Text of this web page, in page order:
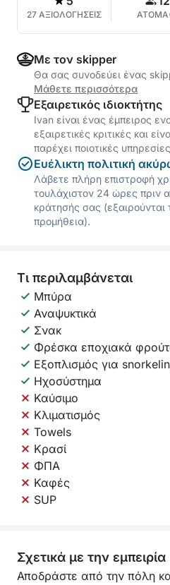
27 ΑΞΙΟΛΟΓΗΣΕΙΣ ΑΤΟΜΑ
Με τον skipper
Θα σας συνοδεύει ένας
Μάθετε περισσότερα
Εξαιρετικός ιδιοκτήτης
Ivan είναι ένας έμπειρος
εξαιρετικές κριτικές και
παρέχει ποιοτικές υπηρεσίες
Ευέλικτη πολιτική
Λάβετε πλήρη επιστροφή
τουλάχιστον 24 ώρες πριν
κράτησής σας
προμήθεια).
Τι περιλαμβάνεται
Μπύρα
Αναψυκτικά
Σνακ
Φρέσκα εποχιακά
Εξοπλισμός για
Ηχοσύστημα
Καύσιμο
Κλιματισμός
Towels
Κρασί
ΦΠΑ
Καφές
SUP
Σχετικά με την εμπειρία
Αποδράστε από την πόλη